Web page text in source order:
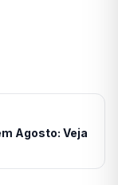
Agosto: Veja